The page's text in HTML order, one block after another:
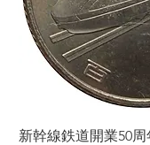
新幹線鉄道開業50